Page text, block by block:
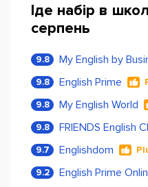
Іде набір в
серпень
9.8
9.8 English Prime
9.8 My English World
9.8 FRIENDS English
9.7 Englishdom
9.2 English Prime